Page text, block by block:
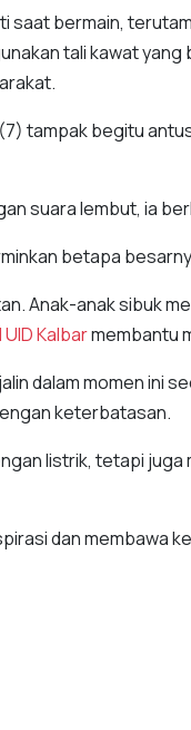
saat bermain,
tali kawat
tampak begitu
suara lembut, ia
betapa
Anak-anak sibuk
UIDKalbarmembantu
dalam momen ini
keterbatasan.
listrik, tetapi juga
dan membawa